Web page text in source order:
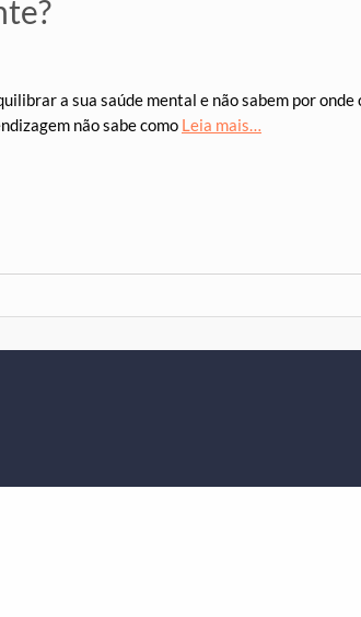
a sua saúde mental e não sabem por
não sabe como Leia mais…